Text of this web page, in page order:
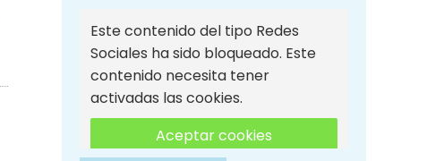
Este contenido del tipo Redes
Sociales ha sido bloqueado. Este
contenido necesita tener
activadas las cookies.
Aceptar cookies